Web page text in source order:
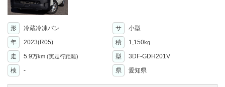
形 冷蔵冷凍バン サ
小型
年
2023(R05) 積 1,150kg
走 5.9万km (実走行距離) 型
3DF-GDH201V
検
- 県 愛知県